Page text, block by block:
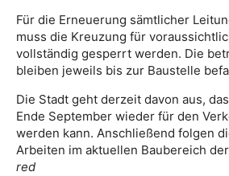
Für die Erneuerung sämtlicher
muss die Kreuzung für
vollständig gesperrt werden. Die
bleiben jeweils bis zur Baustelle
Die Stadt geht derzeit davon aus,
Ende September wieder für den
werden kann. Anschließend folgen
Arbeiten im aktuellen Baubereich
red